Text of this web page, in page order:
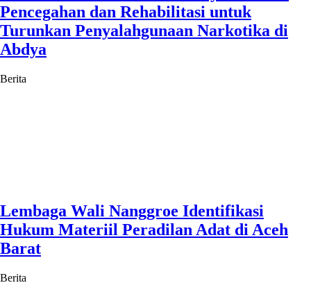
Pencegahan dan Rehabilitasi untuk
Turunkan Penyalahgunaan Narkotika di
Abdya
Berita
Lembaga Wali Nanggroe Identifikasi
Hukum Materiil Peradilan Adat di Aceh
Barat
Berita